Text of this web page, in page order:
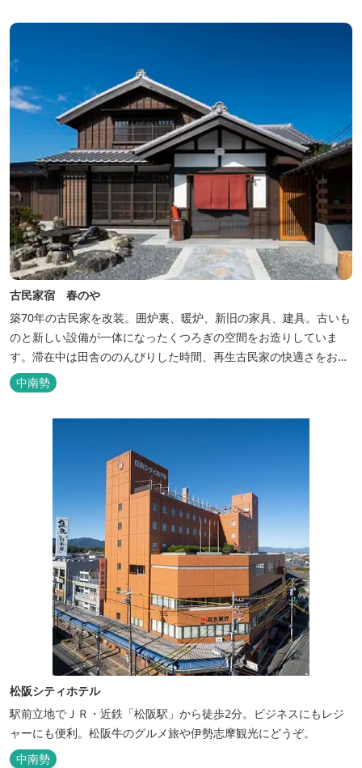
古民家宿 春のや
築70年の古民家を改装。囲炉裏、暖炉、新旧の家具、建具。古いも
のと新しい設備が一体になったくつろぎの空間をお造りしていま
す。滞在中は田舎ののんびりした時間、再生古民家の快適さをお楽
しみください。 【時間】 《 チェックイン 》 15：00～20：00の間
にお願いいたします。 《 チェックアウト 》 10：00まで 【御利用
料金】 一日一組様１棟貸し（定員５名） 一...
中南勢
松阪シティホテル
駅前立地でＪＲ・近鉄「松阪駅」から徒歩2分。ビジネスにもレジ
ャーにも便利。松阪牛のグルメ旅や伊勢志摩観光にどうぞ。
中南勢